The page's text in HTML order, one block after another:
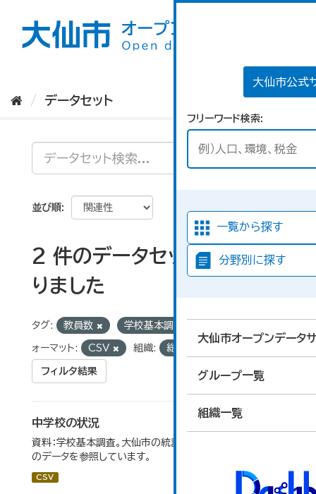
大仙市公式
フリーワード検索
一覧から探す
分野別に探す
大仙市オープンデータ
グループ一覧
組織一覧
データセット
並び順
2 件のデータセットが見つか
りました
タグ: 教員数 学校基本調査
ォーマット: CSV 組織: 総合政策課
フィルタ結果
中学校の状況
資料：学校基本調査。大仙市の統計「14-5 中学校の状況」
のデータを参照しています。
CSV